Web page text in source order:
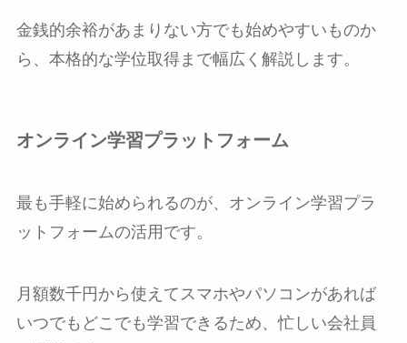
金銭的余裕があまりない方でも始めやすいものか
ら、本格的な学位取得まで幅広く解説します。
オンライン学習プラットフォーム
最も手軽に始められるのが、オンライン学習プラ
ットフォームの活用です。
月額数千円から使えてスマホやパソコンがあれば
いつでもどこでも学習できるため、忙しい会社員